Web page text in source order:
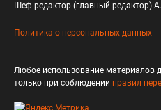
Шеф-редактор (главный редактор)
Политика о персональных данных
Любое использование материалов
только при соблюдении правил